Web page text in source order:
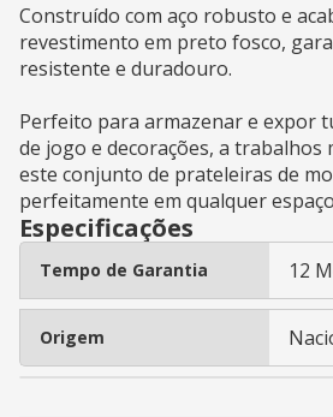
Construído com aço robusto e
revestimento em preto fosco,
resistente e duradouro.
Perfeito para armazenar e expor
de jogo e decorações, a trabalhos
este conjunto de prateleiras de
perfeitamente em qualquer
Especificações
Tempo de Garantia 12
Origem